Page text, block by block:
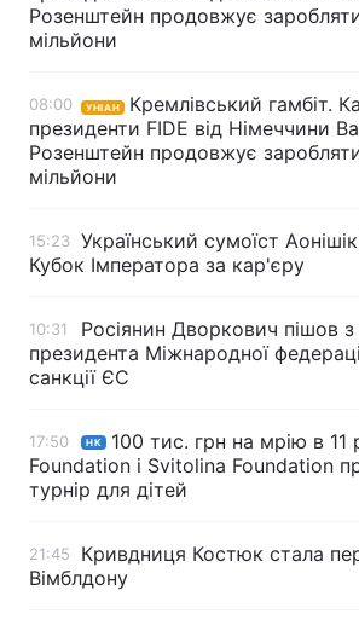
Розенштейн продовжує
мільйони
08:00 УНІАН
Кремлівський гамбіт.
президенти FIDE від Німеччини
Розенштейн продовжує
мільйони
15:23 Український сумоїст
Кубок Імператора за кар'єру
10:31
Росіянин Дворкович пішов
президента Міжнародної
санкції ЄС
17:50 НК
100 тис. грн на мрію в 11
Foundation і Svitolina Foundation
турнір для дітей
21:45
Кривдниця Костюк стала
Вімблдону